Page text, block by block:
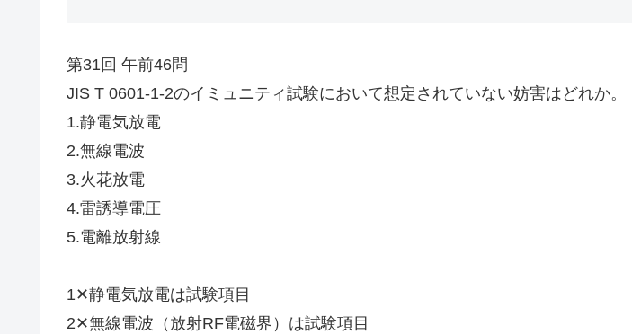
第31回 午前46問
JIS T 0601-1-2のイミュニティ試験において想定されていない妨害はどれか。
1.静電気放電
2.無線電波
3.火花放電
4.雷誘導電圧
5.電離放射線
1✕静電気放電は試験項目
2✕無線電波（放射RF電磁界）は試験項目